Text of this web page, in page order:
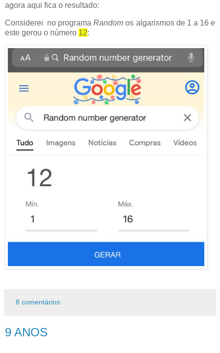
agora aqui fica o resultado:
Considerei no programaRandomos algarismos de 1 a 16 e
este gerou o número 12:
8 comentários:
9 ANOS